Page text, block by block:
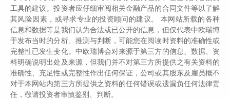
伟志思考：究竟是超级景气周期还是史诗级大泡沫
三季度，市场大概率会从科技领涨一花独秀向百花齐放发展，
从科技牛市向全面牛市发展。...
06/ 2026
工具的建议。投资者应仔细审阅相关金融产品的合同文件等以了解
其风险因素，或寻求专业的投资顾问的建议。 本网站所载的各种
信息和数据等是我们认为合法或已公开的信息，但仅代表中欧瑞博
于发布当时的分析、推测与判断，可能您在阅读时资料的准确性或
完整性已发生变化。中欧瑞博会对来源于第三方的信息、数据、资
料明确说明出处及来源，但我们并不对第三方所提供之有关资料的
准确性、充足性或完整性作出任何保证，公司或其股东及雇员概不
对于本网站内第三方所提供之资料的任何错误或遗漏负任何法律责
任，敬请投资者审慎鉴别、判断。